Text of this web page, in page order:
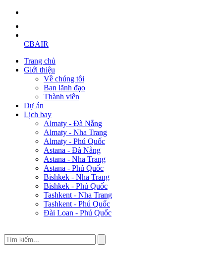
CBAIR
Trang chủ
Giới thiệu
Về chúng tôi
Ban lãnh đạo
Thành viên
Dự án
Lịch bay
Almaty - Đà Nẵng
Almaty - Nha Trang
Almaty - Phú Quốc
Astana - Đà Nẵng
Astana - Nha Trang
Astana - Phú Quốc
Bishkek - Nha Trang
Bishkek - Phú Quốc
Tashkent - Nha Trang
Tashkent - Phú Quốc
Đài Loan - Phú Quốc